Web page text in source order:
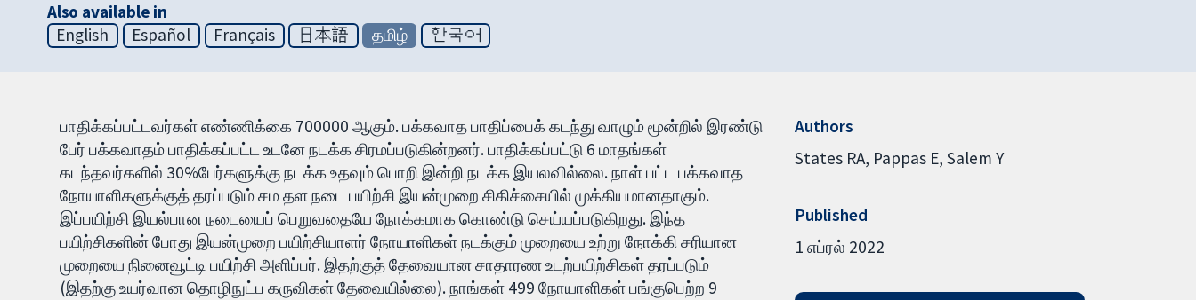
Also available in
English
Español Français 日本語 தமிழ் 한국어
பாதிக்கப்பட்டவர்கள் எண்ணிக்கை 700000 ஆகும். பக்கவாத பாதிப்பைக் கடந்து வாழும் மூன்றில் இரண்டு
பேர் பக்கவாதம் பாதிக்கப்பட்ட உடனே நடக்க சிரமப்படுகின்றனர். பாதிக்கப்பட்டு 6 மாதங்கள்
கடந்தவர்களில் 30%பேர்களுக்கு நடக்க உதவும் பொறி இன்றி நடக்க இயலவில்லை. நாள் பட்ட பக்கவாத
நோயாளிகளுக்குத் தரப்படும் சம தள நடை பயிற்சி இயன்முறை சிகிச்சையில் முக்கியமானதாகும்.
இப்பயிற்சி இயல்பான நடையைப் பெறுவதையே நோக்கமாக கொண்டு செய்யப்படுகிறது. இந்த
பயிற்சிகளின் போது இயன்முறை பயிற்சியாளர் நோயாளிகள் நடக்கும் முறையை உற்று நோக்கி சரியான
முறையை நினைவூட்டி பயிற்சி அளிப்பர். இதற்குத் தேவையான சாதாரண உடற்பயிற்சிகள் தரப்படும்
(இதற்கு உயர்வான தொழிநுட்ப கருவிகள் தேவையில்லை). நாங்கள் 499 நோயாளிகள் பங்குபெற்ற 9
Authors
States RA Pappas E Salem Y
Published
1 எப்ரல் 2022